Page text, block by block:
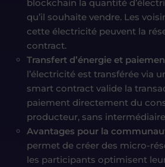
blockchain la quantité
qu’il souhaite vendre. Les
cette électricité peuvent la
contract.
Transfert d’énergie et
l’électricité est transférée via
smart contract valide la
paiement directement du
producteur, sans
Avantages pour la
permet de créer des micro-
les participants optimisent